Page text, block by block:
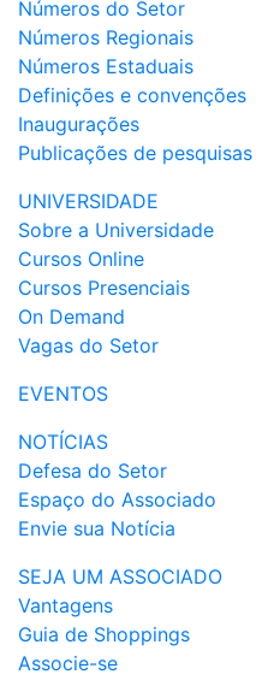
Números do Setor
Números Regionais
Números Estaduais
Definições e convenções
Inaugurações
Publicações de pesquisas
UNIVERSIDADE
Sobre a Universidade
Cursos Online
Cursos Presenciais
On Demand
Vagas do Setor
EVENTOS
NOTÍCIAS
Defesa do Setor
Espaço do Associado
Envie sua Notícia
SEJA UM ASSOCIADO
Vantagens
Guia de Shoppings
Associe-se